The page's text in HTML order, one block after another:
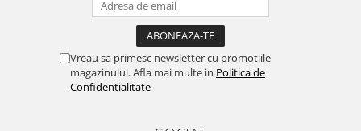
Vreau sa primesc newsletter cu promotiile
magazinului. Afla mai multe in Politica de
Confidentialitate